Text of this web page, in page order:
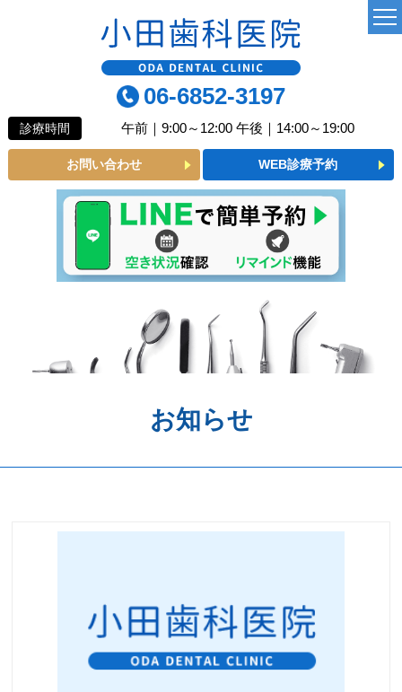
06-6852-3197
診療時間 午前｜9:00～12:00 午後｜14:00～19:00
お問い合わせ WEB診療予約
よくあるご質問
診療MENU
一般歯科
小児歯科
ホワイトニング
お知らせ